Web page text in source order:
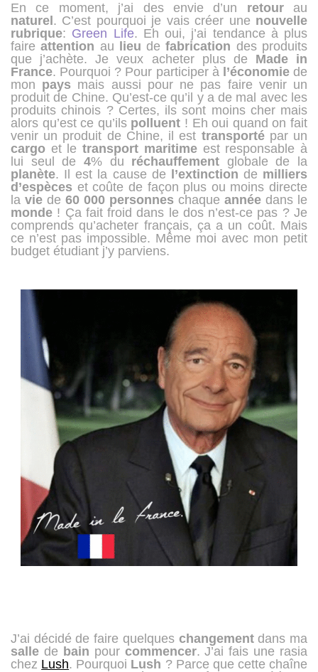
En ce moment, j’ai des envie d’un retourau
naturel . C’est pourquoi je vais créer une nouvelle
rubrique: Green Life. Eh oui, j’ai tendance à plus
faireattention au lieu defabrication des produits
que j’achète. Je veux acheter plus de Made
in
France. Pourquoi ? Pour participer à l’économiede
mon pays mais aussi pour ne pas faire venir un
produit de Chine. Qu’est-ce qu’il y a de mal avec les
produits chinois ? Certes, ils sont moins cher mais
alors qu’est ce qu’ils polluent ! Eh oui quand on fait
venir un produit de Chine, il est transportépar un
cargo et letransport maritimeest responsable à
lui seul de 4% du réchauffement globale de la
planète. Il est la cause de l’extinction de milliers
d’espèces et coûte de façon plus ou moins directe
la vie de 60 000 personnes chaque année dans le
monde ! Ça fait froid dans le dos n’est-ce pas ? Je
comprends qu’acheter français, ça a un coût. Mais
ce n’est pas impossible. Même moi avec mon petit
budget étudiant j’y parviens.
J’ai décidé de faire quelques changementdans ma
salle de bain pour commencer. J’ai fais une rasia
chez Lush. Pourquoi Lush ? Parce que cette chaîne